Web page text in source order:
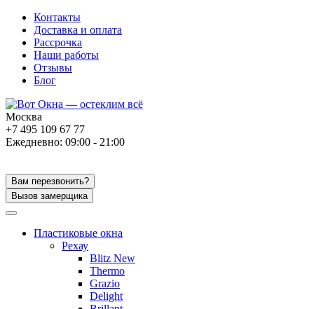
Контакты
Доставка и оплата
Рассрочка
Наши работы
Отзывы
Блог
Москва
+7 495 109 67 77
Ежедневно: 09:00 - 21:00
Вам перезвонить?
Вызов замерщика
Пластиковые окна
Рехау
Blitz New
Thermo
Grazio
Delight